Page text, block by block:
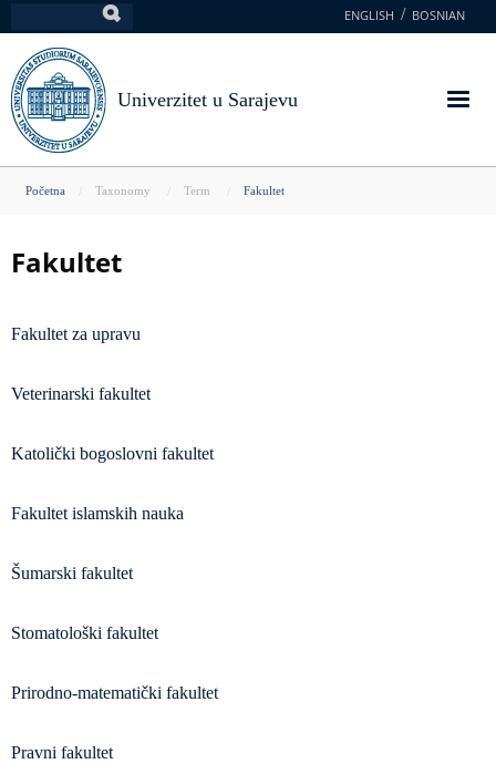
na
glavni
sadržaj
ENGLISH BOSNIAN
Univerzitet u Sarajevu
You
here
Početna Taxonomy Term Fakultet
Fakultet
Fakultet za upravu
Veterinarski fakultet
Katolički bogoslovni fakultet
Fakultet islamskih nauka
Šumarski fakultet
Stomatološki fakultet
Prirodno-matematički fakultet
Pravni fakultet